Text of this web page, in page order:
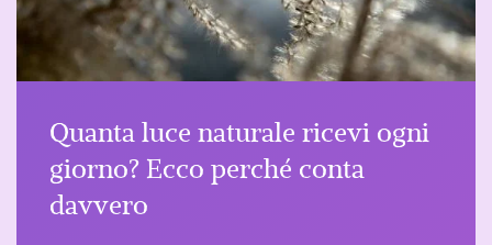
Quanta luce naturale ricevi ogni
giorno? Ecco perché conta
davvero